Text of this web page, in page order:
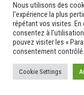
Décisions Conseil
Démarches
Démocratie
dératisation
détente
Développement
Nous utilisons des
l'expérience la plus
répétant vos visites. En
consentez à l'utilisation
pouvez visiter les «
consentement contrôlé.
Cookie Settings